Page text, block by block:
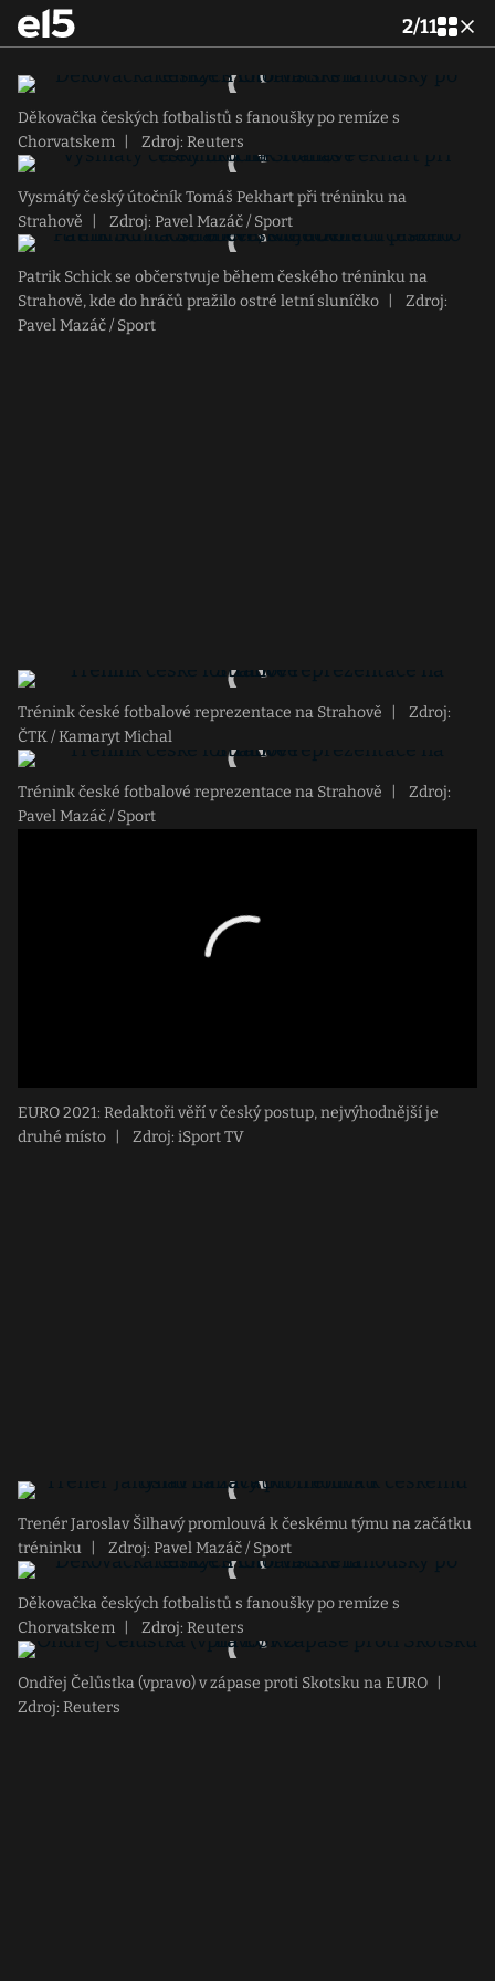
2/11
Děkovačka českých fotbalistů s fanoušky po remíze s
Chorvatskem
Zdroj: Reuters
Vysmátý český útočník Tomáš Pekhart při tréninku na
Strahově
Zdroj: Pavel Mazáč / Sport
Patrik Schick se občerstvuje během českého tréninku na
Strahově, kde do hráčů pražilo ostré letní sluníčko
Zdroj:
Pavel Mazáč / Sport
Trénink české fotbalové reprezentace na Strahově
Zdroj:
ČTK / Kamaryt Michal
Trénink české fotbalové reprezentace na Strahově
Zdroj:
Pavel Mazáč / Sport
EURO 2021: Redaktoři věří v český postup, nejvýhodnější je
druhé místo
Zdroj: iSport TV
Trenér Jaroslav Šilhavý promlouvá k českému týmu na začátku
tréninku
Zdroj: Pavel Mazáč / Sport
Děkovačka českých fotbalistů s fanoušky po remíze s
Chorvatskem
Zdroj: Reuters
Ondřej Čelůstka (vpravo) v zápase proti Skotsku na EURO
Zdroj: Reuters